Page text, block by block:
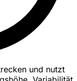
und nutzt